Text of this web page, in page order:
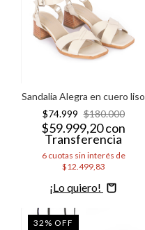
Sandalia Alegra en cuero liso
$74.999 $180.000
$59.999,20con
Transferencia
6 cuotas sin interés de
$12.499,83
Comprar
32 % OFF